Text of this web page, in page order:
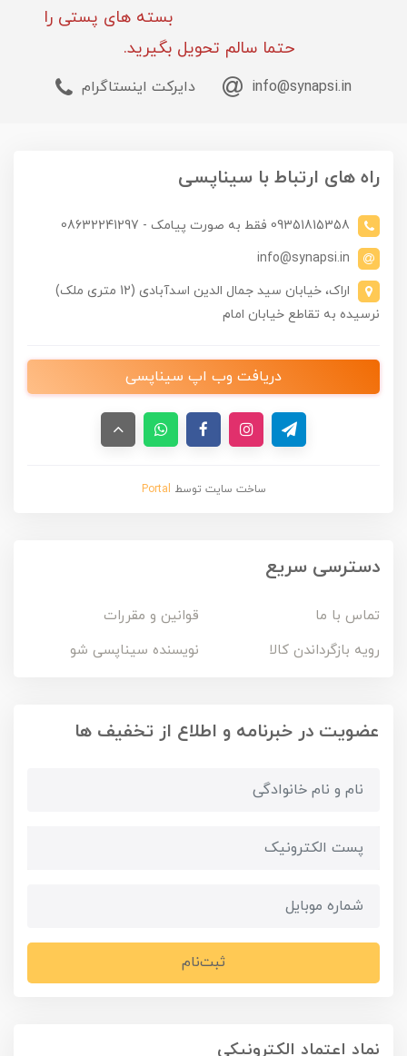
بسته های پستی را
حتما سالم تحویل بگیرید.
info@synapsi.in دایرکت اینستاگرام
راه های ارتباط با سیناپسی
09351815358 فقط به صورت پیامک - 08632241297
info@synapsi.in
اراک، خیابان سید جمال الدین اسدآبادی (12 متری ملک)
نرسیده به تقاطع خیابان امام
دریافت وب اپ سیناپسی
ساخت سایت توسط Portal
دسترسی سریع
تماس با ما
قوانین و مقررات
رویه بازگرداندن کالا
نویسنده سیناپسی شو
عضویت در خبرنامه و اطلاع از تخفیف ها
ثبت‌نام
نماد اعتماد الکترونیکی